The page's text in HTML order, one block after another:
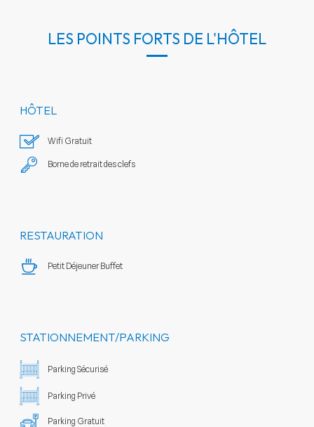
LES POINTS FORTS DE L'HÔTEL
HÔTEL
Wifi Gratuit
Borne de retrait des clefs
RESTAURATION
Petit Déjeuner Buffet
STATIONNEMENT/PARKING
Parking Sécurisé
Parking Privé
Parking Gratuit